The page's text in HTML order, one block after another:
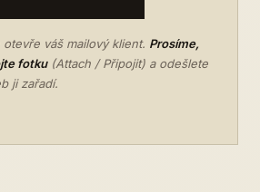
váš mailový klient. Prosíme,
fotku(Attach / Připojit) a odešlete
ji zařadí.